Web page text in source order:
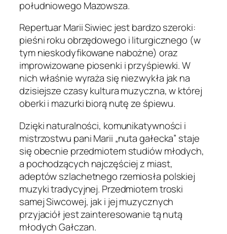
południowego Mazowsza.
Repertuar Marii Siwiec jest bardzo szeroki:
pieśni roku obrzędowego i liturgicznego (w
tym nieskodyfikowane nabożne) oraz
improwizowane piosenki i przyśpiewki. W
nich właśnie wyraża się niezwykła jak na
dzisiejsze czasy kultura muzyczna, w której
oberki i mazurki biorą nutę ze śpiewu.
Dzięki naturalności, komunikatywności i
mistrzostwu pani Marii „nuta gałecka” staje
się obecnie przedmiotem studiów młodych,
a pochodzących najczęściej z miast,
adeptów szlachetnego rzemiosła polskiej
muzyki tradycyjnej. Przedmiotem troski
samej Siwcowej, jak i jej muzycznych
przyjaciół jest zainteresowanie tą nutą
młodych Gałczan.